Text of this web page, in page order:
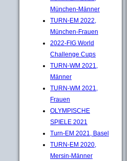
München-Männer
TURN-EM 2022,
München-Frauen
2022-FIG World
Challenge Cups
TURN-WM 2021,
Männer
TURN-WM 2021,
Frauen
OLYMPISCHE
SPIELE 2021
Turn-EM 2021, Basel
TURN-EM 2020,
Mersin-Männer